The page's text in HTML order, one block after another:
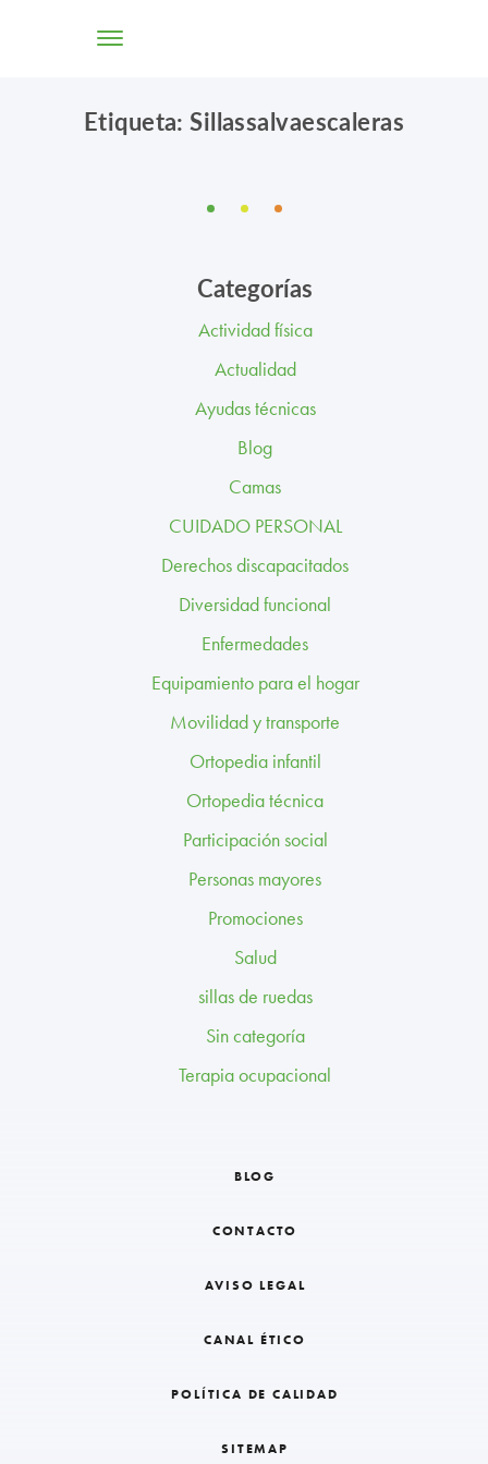
TIENDA ONLINE
CENTROS
PROFESIONALES
BLOG
CONTACTO
CANAL ÉTICO
Etiqueta: Sillassalvaescaleras
Categorías
Actividad física
Actualidad
Ayudas técnicas
Blog
Camas
CUIDADO PERSONAL
Derechos discapacitados
Diversidad funcional
Enfermedades
Equipamiento para el hogar
Movilidad y transporte
Ortopedia infantil
Ortopedia técnica
Participación social
Personas mayores
Promociones
Salud
sillas de ruedas
Sin categoría
Terapia ocupacional
BLOG
CONTACTO
AVISO LEGAL
CANAL ÉTICO
POLÍTICA DE CALIDAD
SITEMAP